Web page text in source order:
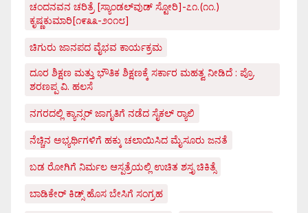
ಚಂದನವನ ಚರಿತ್ರೆ [ಸ್ಯಾಂಡಲ್‌ವುಡ್ ಸ್ಟೋರಿ]-೭೧.(೧೧.)
ಕೃಷ್ಣಕುಮಾರಿ[೧೯೩೩-೨೦೧೮]
ಚಿಗುರು ಜಾನಪದ ವೈಭವ ಕಾರ್ಯಕ್ರಮ
ದೂರ ಶಿಕ್ಷಣ ಮತ್ತು ಭೌತಿಕ ಶಿಕ್ಷಣಕ್ಕೆ ಸರ್ಕಾರ ಮಹತ್ವ ನೀಡಿದೆ : ಪ್ರೊ.
ಶರಣಪ್ಪ ವಿ. ಹಲಸೆ
ನಗರದಲ್ಲಿ ಕ್ಯಾನ್ಸರ್ ಜಾಗೃತಿಗೆ ನಡೆದ ಸೈಕಲ್ ರ್‍ಯಾಲಿ
ನೆಚ್ಚಿನ ಅಭ್ಯರ್ಥಿಗಳಿಗೆ ಹಕ್ಕು ಚಲಾಯಿಸಿದ ಮೈಸೂರು ಜನತೆ
ಬಡ ರೋಗಿಗೆ ನಿರ್ಮಲ ಆಸ್ಪತ್ರೆಯಲ್ಲಿ ಉಚಿತ ಶಸ್ತೃ ಚಿಕಿತ್ಸೆ
ಬಾಡಿಕೇರ್ ಕಿಡ್ಸ್ ಹೊಸ ಬೇಸಿಗೆ ಸಂಗ್ರಹ